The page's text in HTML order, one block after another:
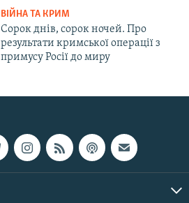
ВІЙНА ТА КРИМ
Сорок днів, сорок ночей. Про
результати кримської операції з
примусу Росії до миру